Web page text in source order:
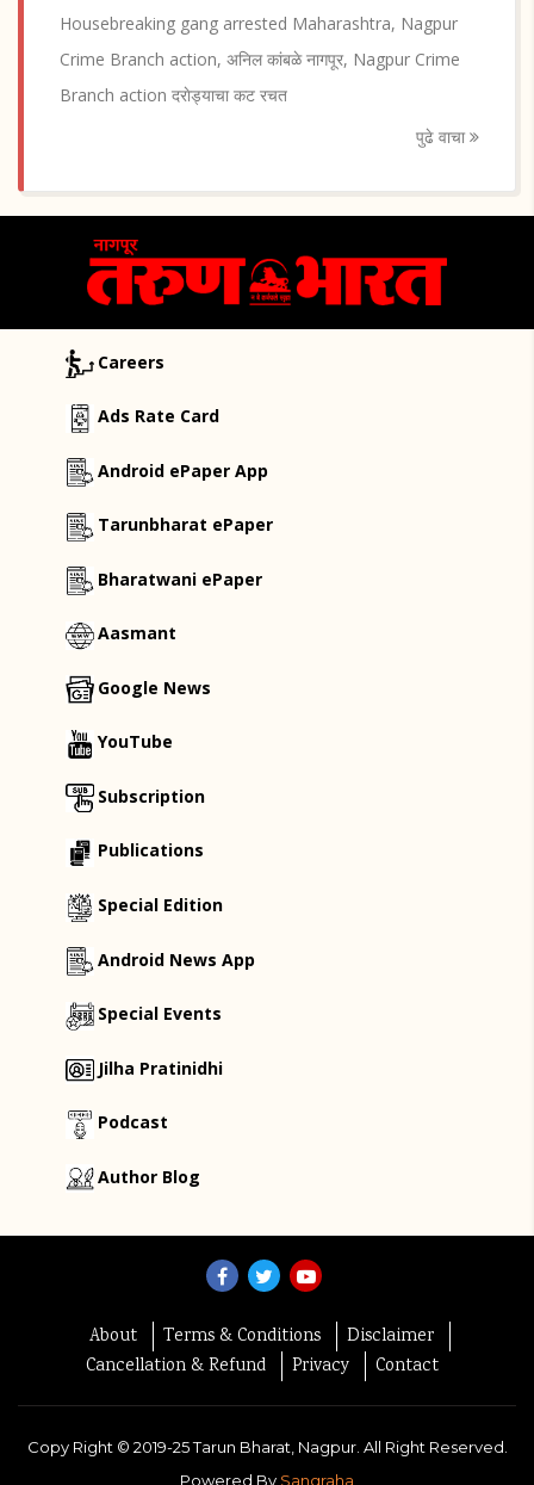
Housebreaking gang arrested Maharashtra, Nagpur
Crime Branch action, अनिल कांबळे नागपूर, Nagpur Crime
Branch action दराेड्याचा कट रचत
पुढे वाचा
Careers
Ads Rate Card
Android ePaper App
Tarunbharat ePaper
Bharatwani ePaper
Aasmant
Google News
YouTube
Subscription
Publications
Special Edition
Android News App
Special Events
Jilha Pratinidhi
Podcast
Author Blog
About Terms & Conditions
Disclaimer
Cancellation & Refund
Privacy Contact
Copy Right © 2019-25Tarun Bharat, Nagpur. All Right Reserved.
Powered By Sangraha